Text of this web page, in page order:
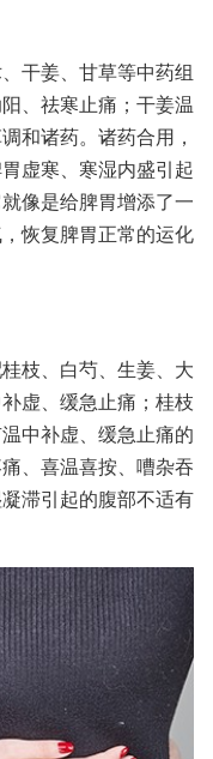
干姜、甘草等中药组
、祛寒止痛；干姜温
和诸药。诸药合用，
虚寒、寒湿内盛引起
像是给脾胃增添了一
恢复脾胃正常的运化
枝、白芍、生姜、大
虚、缓急止痛；桂枝
中补虚、缓急止痛的
、喜温喜按、嘈杂吞
滞引起的腹部不适有